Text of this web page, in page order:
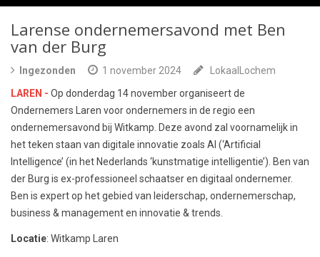
Larense ondernemersavond met Ben
van der Burg
Ingezonden 1 november 2024
LokaalLochem
LAREN - Op donderdag 14 november organiseert de
Ondernemers Laren voor ondernemers in de regio een
ondernemersavond bij Witkamp. Deze avond zal voornamelijk in
het teken staan van digitale innovatie zoals AI (‘Artificial
Intelligence’ (in het Nederlands ‘kunstmatige intelligentie’). Ben van
der Burg is ex-professioneel schaatser en digitaal ondernemer.
Ben is expert op het gebied van leiderschap, ondernemerschap,
business & management en innovatie & trends.
Locatie: Witkamp Laren